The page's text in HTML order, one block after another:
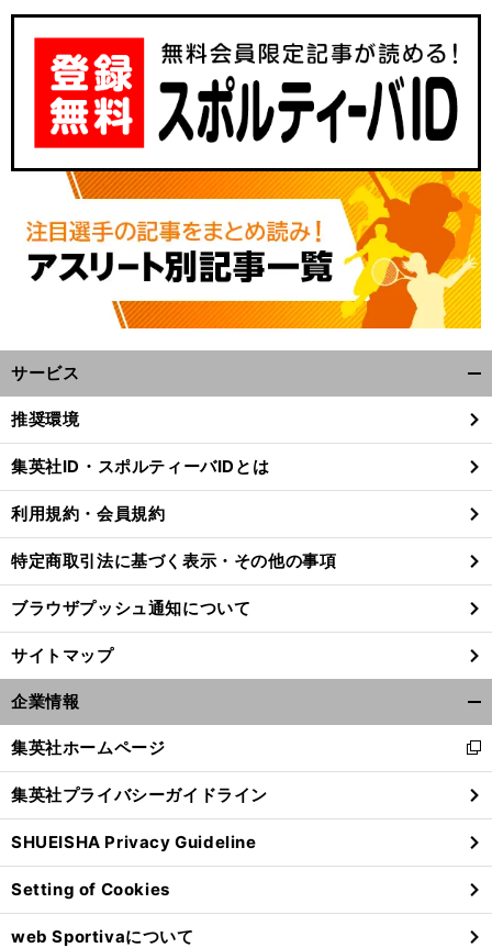
二
」
ビ
.
前
サービス
閉
る
推奨環境
集英社ID・スポルティーバIDとは
利用規約・会員規約
特定商取引法に基づく表示・その他の事項
ブラウザプッシュ通知について
サイトマップ
企業情報
閉
る
集英社ホームページ
新
し
い
ウ
ィ
ン
ド
ウ
で
集英社プライバシーガイドライン
SHUEISHA Privacy Guideline
Setting of Cookies
web Sportivaについて